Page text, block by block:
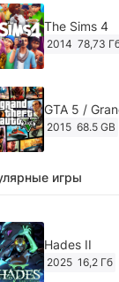
The Sims 4
2014 78,73
GTA 5 /
2015 68.5 GB
Ghost of
игры
Hades II
2025 16,2 Гб